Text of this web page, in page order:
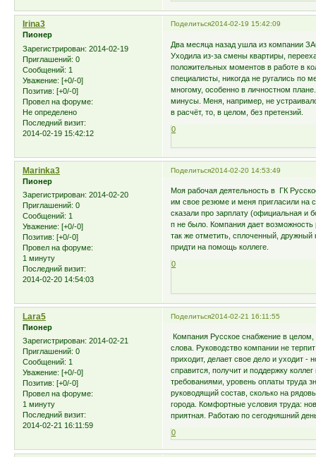
Поделиться2014-02-19 15:42:09
Irina3
Пионер
Зарегистрирован: 2014-02-19
Приглашений: 0
Сообщений: 1
Уважение: [+0/-0]
Позитив: [+0/-0]
Провел на форуме:
Не определено
Последний визит:
2014-02-19 15:42:12
Два месяца назад ушла из компании
Уходила из-за смены квартиры,
положительных моментов в работе в
специалисты, никогда не ругались по
многому, особенно в личностном
минусы. Меня, например, не
в расчёт, то, в целом, без претензий.
0
Поделиться2014-02-20 14:53:49
Marinka3
Пионер
Зарегистрирован: 2014-02-20
Приглашений: 0
Сообщений: 1
Уважение: [+0/-0]
Позитив: [+0/-0]
Провел на форуме:
1 минуту
Последний визит:
2014-02-20 14:54:03
Моя рабочая деятельность в ГК
им свое резюме и меня пригласили на
сказали про зарплату (официальная и
п не было. Компания дает возможность
так же отметить, сплоченный, дружный
придти на помощь коллеге.
0
Поделиться2014-02-21 16:11:55
Lara5
Пионер
Зарегистрирован: 2014-02-21
Приглашений: 0
Сообщений: 1
Уважение: [+0/-0]
Позитив: [+0/-0]
Провел на форуме:
1 минуту
Последний визит:
2014-02-21 16:11:59
Компания Русское снабжение в
слова. Руководство компании не
приходит, делает свое дело и уходит -
справится, получит и поддержку
требованиями, уровень оплаты труда
руководящий состав, сколько на
города. Комфортные условия труда:
приятная. Работаю по сегодняшний
0